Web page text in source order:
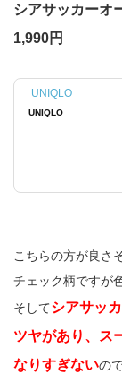
シアサッカーオ
1,990円
UNIQLO
UNIQLO
こちらの方が良さ
チェック柄ですが
そしてシアサッ
ツヤがあり、ス
なりすぎないの